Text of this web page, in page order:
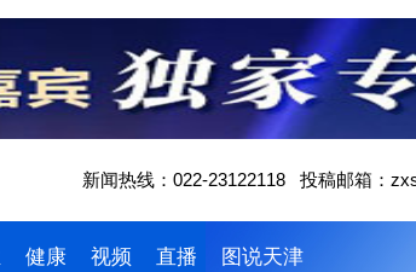
新闻热线：022-23122118 投稿邮箱：
健康 视频 直播 图说天津